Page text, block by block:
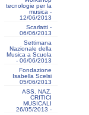
tecnologie per la
musica -
12/06/2013
Scarlatti -
06/06/2013
Settimana
Nazionale della
Musica a Scuola
- 06/06/2013
Fondazione
Isabella Scelsi
05/06/2013
ASS. NAZ.
CRITICI
MUSICALI
26/05/2013 -